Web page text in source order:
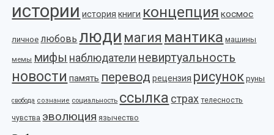
истории история книги концепция космос
личное любовь люди магия мантика машины
мемы мифы наблюдатели невиртуальность
новости память перевод рецензия рисунок руны
свобода сознание социальность ссылка страх телесность
чувства эволюция язычество